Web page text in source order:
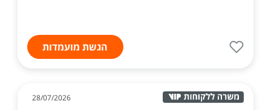
הגשת מועמדות
28/07/2026